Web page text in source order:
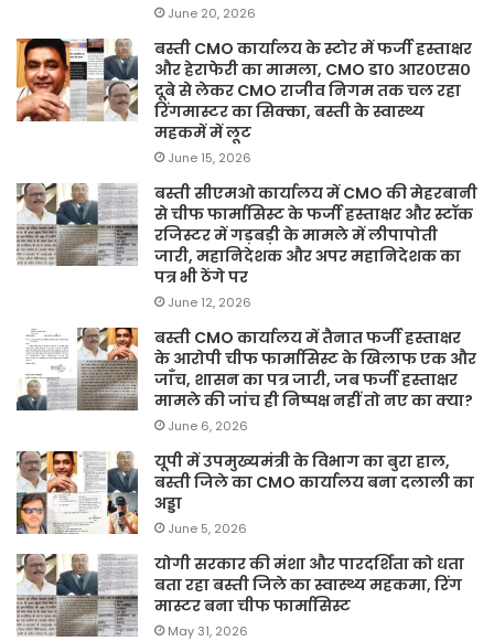
June 20, 2026
बस्ती CMO कार्यालय के स्टोर में फर्जी हस्ताक्षर
और हेराफेरी का मामला, CMO डा० आर०एस०
दूबे से लेकर CMO राजीव निगम तक चल रहा
रिंगमास्टर का सिक्का, बस्ती के स्वास्थ्य
महकमें में लूट
June 15, 2026
बस्ती सीएमओ कार्यालय में CMO की मेहरबानी
से चीफ फार्मासिस्ट के फर्जी हस्ताक्षर और स्टॉक
रजिस्टर में गड़बड़ी के मामले में लीपापोती
जारी, महानिदेशक और अपर महानिदेशक का
पत्र भी ठेंगे पर
June 12, 2026
बस्ती CMO कार्यालय में तैनात फर्जी हस्ताक्षर
के आरोपी चीफ फार्मासिस्ट के खिलाफ एक और
जाँच, शासन का पत्र जारी, जब फर्जी हस्ताक्षर
मामले की जांच ही निष्पक्ष नहीं तो नए का क्या?
June 6, 2026
यूपी में उपमुख्यमंत्री के विभाग का बुरा हाल,
बस्ती जिले का CMO कार्यालय बना दलाली का
अड्डा
June 5, 2026
योगी सरकार की मंशा और पारदर्शिता को धता
बता रहा बस्ती जिले का स्वास्थ्य महकमा, रिंग
मास्टर बना चीफ फार्मासिस्ट
May 31, 2026